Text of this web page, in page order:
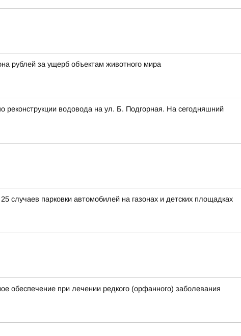
рублей за ущерб объектам животного мира
реконструкции водовода на ул. Б. Подгорная. На сегодняшний
случаев парковки автомобилей на газонах и детских площадках
обеспечение при лечении редкого (орфанного) заболевания